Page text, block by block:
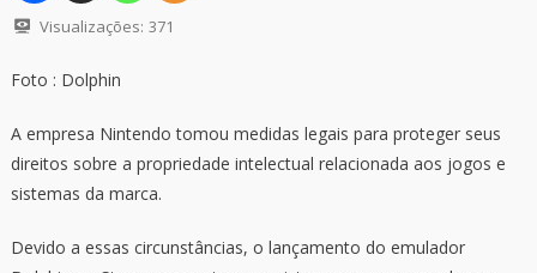
Visualizações: 371
Foto : Dolphin
A empresa Nintendo tomou medidas legais para proteger seus
direitos sobre a propriedade intelectual relacionada aos jogos e
sistemas da marca.
Devido a essas circunstâncias, o lançamento do emulador